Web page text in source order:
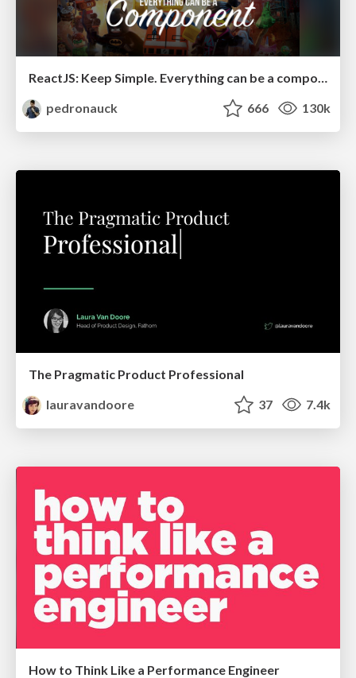
ReactJS: Keep Simple. Everything can be a component!
pedronauck
666 130k
The Pragmatic Product Professional
lauravandoore
37 7.4k
How to Think Like a Performance Engineer